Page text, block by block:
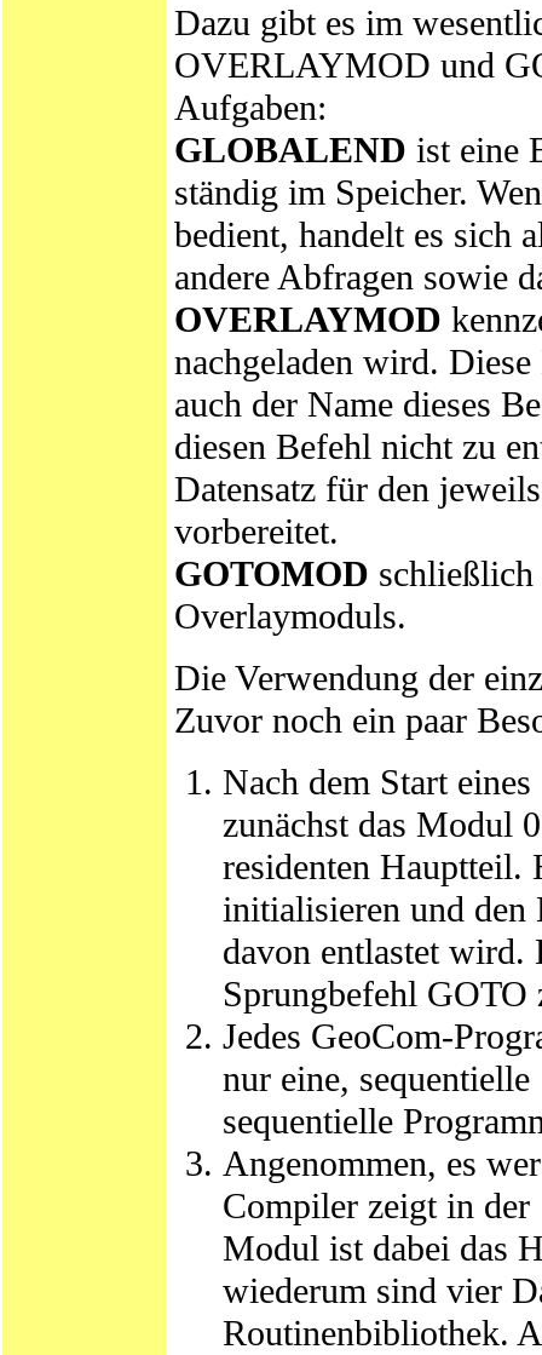
Dazu gibt es im
OVERLAYMOD und
Aufgaben:
GLOBALEND ist eine
ständig im Speicher.
bedient, handelt es sich
andere Abfragen sowie
OVERLAYMOD
nachgeladen wird.
auch der Name dieses
diesen Befehl nicht zu
Datensatz für den
vorbereitet.
GOTOMOD schließlich
Overlaymoduls.
Die Verwendung der
Zuvor noch ein paar
Nach dem Start
zunächst das Modul
residenten Hauptteil.
initialisieren und den
davon entlastet wird.
Sprungbefehl GOTO
Jedes GeoCom-
nur eine,
sequentielle
Angenommen, es
Compiler zeigt in
Modul ist dabei das
wiederum sind vier
Routinenbibliothek.